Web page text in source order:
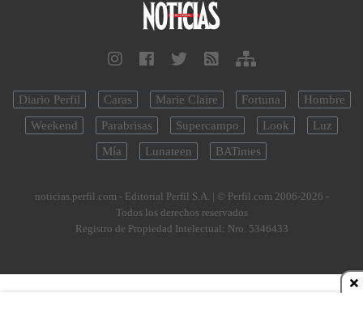
Diario Perfil Caras Marie Claire Fortuna
Hombre
Weekend
Parabrisas Supercampo Look
Luz
Mía
Lunateen BATimes
noticias.perfil.com - Editorial Perfil S.A. | © Perfil.com 2006-2026 -
Todos los derechos reservados
Registro de Propiedad Intelectual: Nro. 5346433